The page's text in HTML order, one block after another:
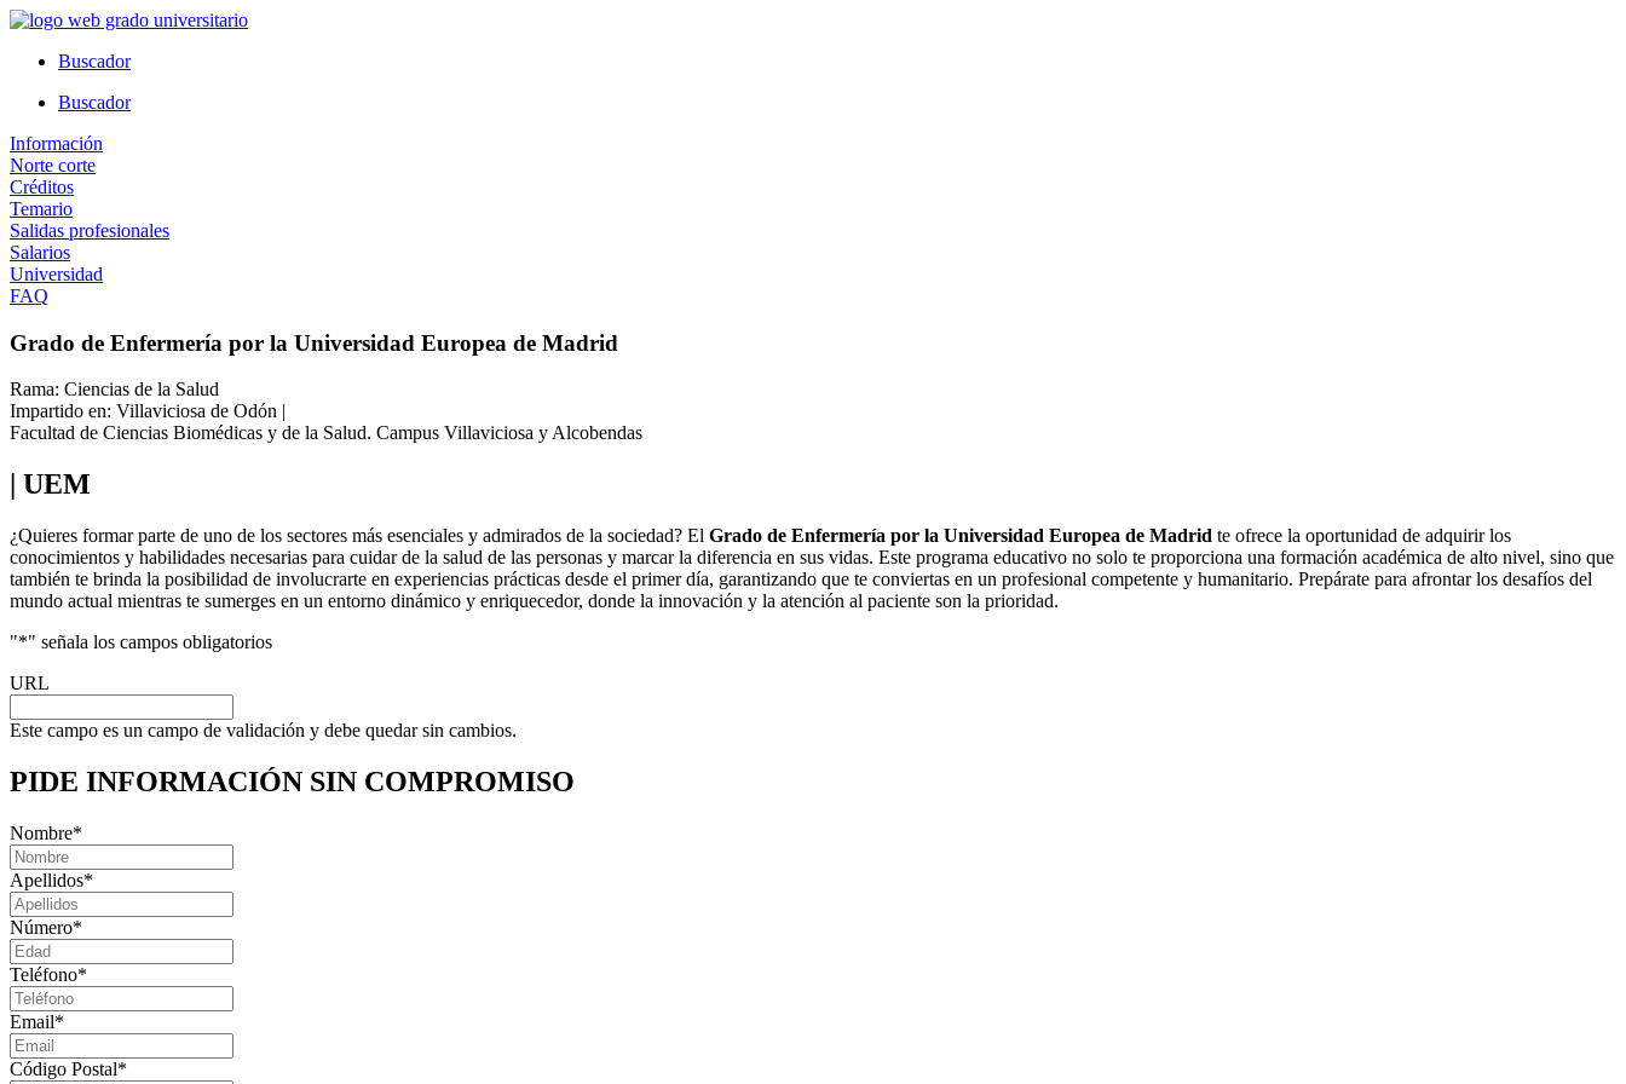
Ir
contenidoBuscador
Buscador
Información
Norte corte
Créditos
Temario
Salidas profesionales
Salarios
Universidad
FAQ
Grado de Enfermería por la Universidad Europea de Madrid
Rama: Ciencias de la Salud
Impartido en: Villaviciosa de Odón |
Facultad de Ciencias Biomédicas y de la Salud. Campus Villaviciosa y Alcobendas
| UEM
¿Quieres formar parte de uno de los sectores más esenciales y admirados de la sociedad? El Grado de Enfermería por la Universidad Europea de Madrid te ofrece la oportunidad de adquirir los
conocimientos y habilidades necesarias para cuidar de la salud de las personas y marcar la diferencia en sus vidas. Este programa educativo no solo te proporciona una formación académica de alto nivel, sino que
también te brinda la posibilidad de involucrarte en experiencias prácticas desde el primer día, garantizando que te conviertas en un profesional competente y humanitario. Prepárate para afrontar los desafíos del
mundo actual mientras te sumerges en un entorno dinámico y enriquecedor, donde la innovación y la atención al paciente son la prioridad.
"*" señala los campos obligatorios
URL
Este campo es un campo de validación y debe quedar sin cambios.
PIDE INFORMACIÓN SIN COMPROMISO
Nombre*
Apellidos*
Número*
Teléfono*
Email*
Código Postal*